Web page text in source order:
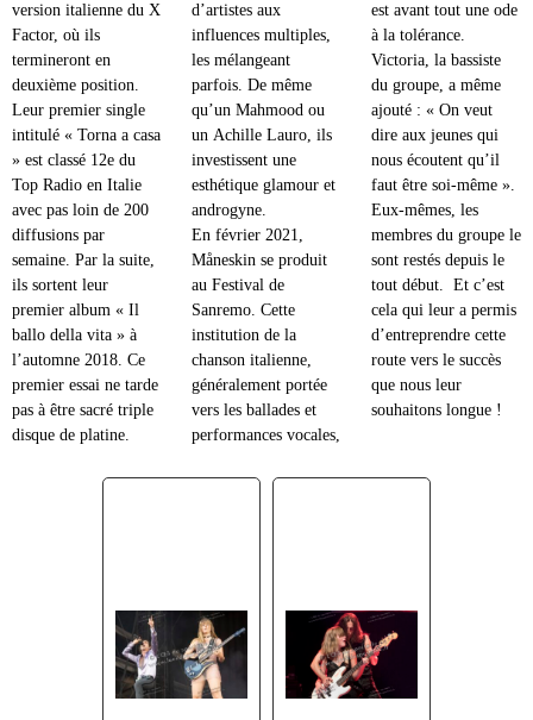
version italienne du X
Factor, où ils
termineront en
deuxième position.
Leur premier single
intitulé « Torna a casa
» est classé 12e du
Top Radio en Italie
avec pas loin de 200
diffusions par
semaine. Par la suite,
ils sortent leur
premier album « Il
ballo della vita » à
l’automne 2018. Ce
premier essai ne tarde
pas à être sacré triple
disque de platine.
d’artistes aux
influences multiples,
les mélangeant
parfois. De même
qu’un Mahmood ou
un Achille Lauro, ils
investissent une
esthétique glamour et
androgyne.
En février 2021,
Måneskin se produit
au Festival de
Sanremo. Cette
institution de la
chanson italienne,
généralement portée
vers les ballades et
performances vocales,
est avant tout une ode
à la tolérance.
Victoria, la bassiste
du groupe, a même
ajouté : « On veut
dire aux jeunes qui
nous écoutent qu’il
faut être soi-même ».
Eux-mêmes, les
membres du groupe le
sont restés depuis le
tout début. Et c’est
cela qui leur a permis
d’entreprendre cette
route vers le succès
que nous leur
souhaitons longue !